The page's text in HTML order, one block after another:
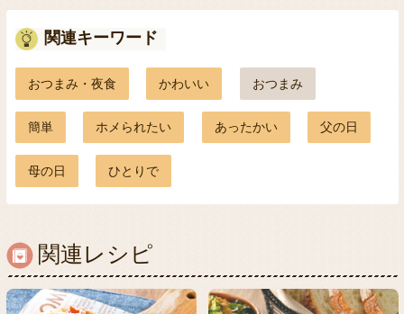
関連キーワード
おつまみ・夜食 かわいい おつまみ
簡単 ホメられたい あったかい 父の日
母の日 ひとりで
関連レシピ